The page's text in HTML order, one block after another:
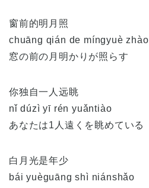
窗前的明月照
chuāng qián de míngyuè zhào
窓の前の月明かりが照らす
你独自一人远眺
nǐ dúzì yī rén yuǎntiào
あなたは1人遠くを眺めている
白月光是年少
bái yuèguāng shì niánshǎo